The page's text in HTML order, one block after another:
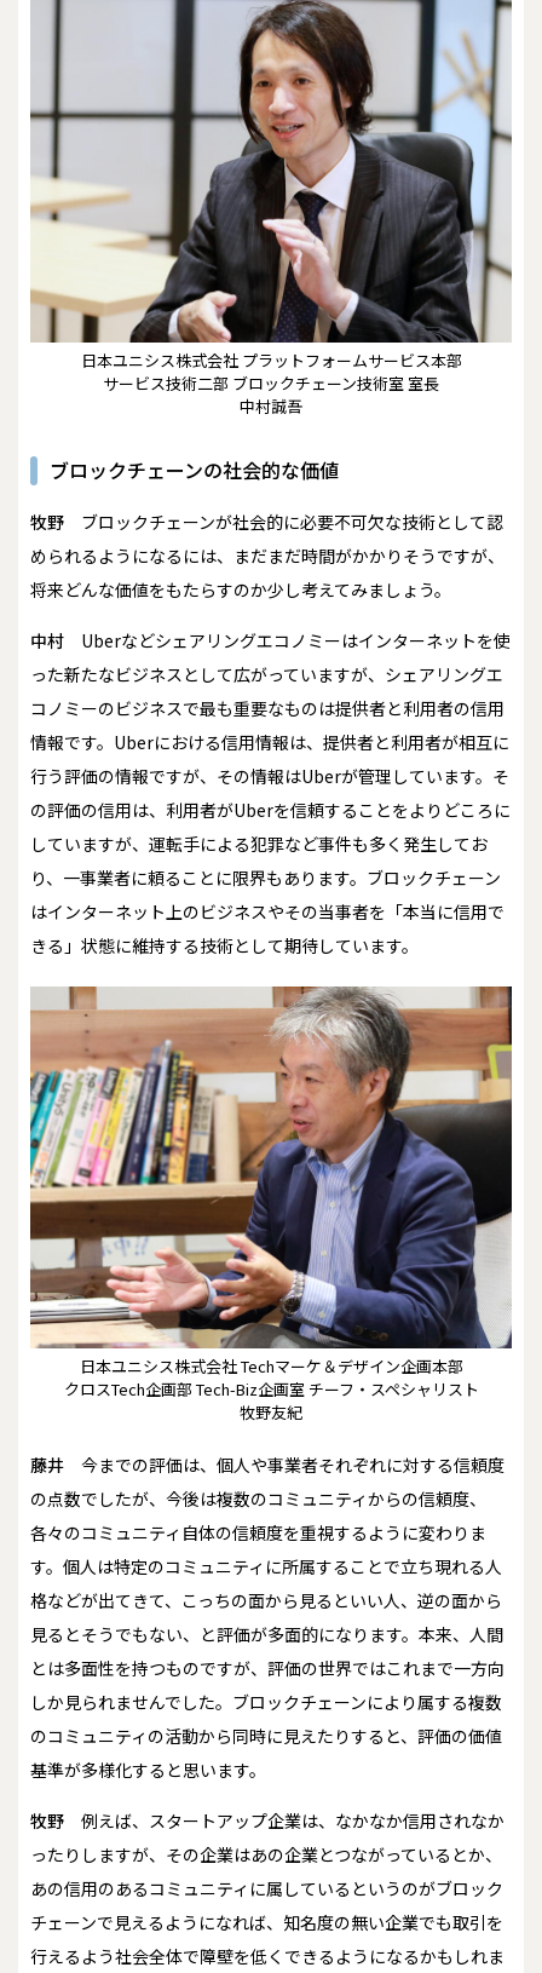
日本ユニシス株式会社 プラットフォームサービス本部
サービス技術二部 ブロックチェーン技術室 室長
中村誠吾
ブロックチェーンの社会的な価値
牧野 ブロックチェーンが社会的に必要不可欠な技術として認
められるようになるには、まだまだ時間がかかりそうですが、
将来どんな価値をもたらすのか少し考えてみましょう。
中村 Uberなどシェアリングエコノミーはインターネットを使
った新たなビジネスとして広がっていますが、シェアリングエ
コノミーのビジネスで最も重要なものは提供者と利用者の信用
情報です。Uberにおける信用情報は、提供者と利用者が相互に
行う評価の情報ですが、その情報はUberが管理しています。そ
の評価の信用は、利用者がUberを信頼することをよりどころに
していますが、運転手による犯罪など事件も多く発生してお
り、一事業者に頼ることに限界もあります。ブロックチェーン
はインターネット上のビジネスやその当事者を「本当に信用で
きる」状態に維持する技術として期待しています。
日本ユニシス株式会社 Techマーケ＆デザイン企画本部
クロスTech企画部 Tech-Biz企画室 チーフ・スペシャリスト
牧野友紀
藤井 今までの評価は、個人や事業者それぞれに対する信頼度
の点数でしたが、今後は複数のコミュニティからの信頼度、
各々のコミュニティ自体の信頼度を重視するように変わりま
す。個人は特定のコミュニティに所属することで立ち現れる人
格などが出てきて、こっちの面から見るといい人、逆の面から
見るとそうでもない、と評価が多面的になります。本来、人間
とは多面性を持つものですが、評価の世界ではこれまで一方向
しか見られませんでした。ブロックチェーンにより属する複数
のコミュニティの活動から同時に見えたりすると、評価の価値
基準が多様化すると思います。
牧野 例えば、スタートアップ企業は、なかなか信用されなか
ったりしますが、その企業はあの企業とつながっているとか、
あの信用のあるコミュニティに属しているというのがブロック
チェーンで見えるようになれば、知名度の無い企業でも取引を
行えるよう社会全体で障壁を低くできるようになるかもしれま